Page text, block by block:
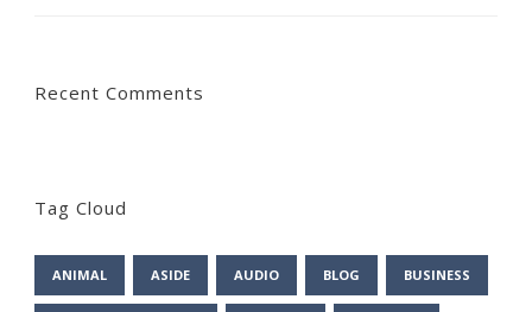
Recent Comments
Tag Cloud
ANIMAL ASIDE AUDIO BLOG BUSINESS